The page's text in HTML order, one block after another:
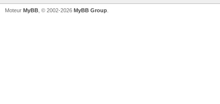
Moteur MyBB , © 2002-2026 MyBB Group